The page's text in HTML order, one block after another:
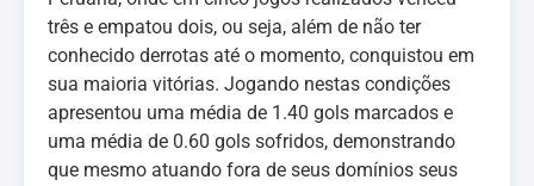
três e empatou dois, ou seja, além de não ter
conhecido derrotas até o momento, conquistou em
sua maioria vitórias. Jogando nestas condições
apresentou uma média de 1.40 gols marcados e
uma média de 0.60 gols sofridos, demonstrando
que mesmo atuando fora de seus domínios seus